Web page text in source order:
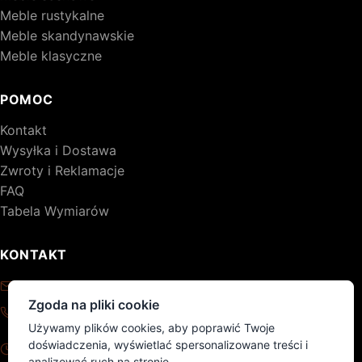
Meble rustykalne
Meble skandynawskie
Meble klasyczne
POMOC
Kontakt
Wysyłka i Dostawa
Zwroty i Reklamacje
FAQ
Tabela Wymiarów
KONTAKT
kontakt@drewniane-meble.pl
+48 795 776 620
Pon - Pt: 8:00 - 17:00
Zgoda na pliki cookie
Używamy plików cookies, aby poprawić Twoje
doświadczenia, wyświetlać spersonalizowane treści i